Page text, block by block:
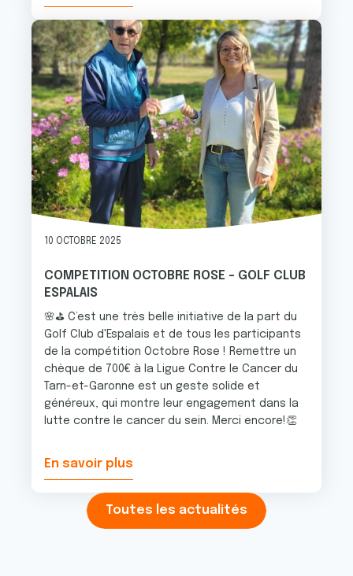
Image
10 OCTOBRE 2025
COMPETITION OCTOBRE ROSE - GOLF CLUB
ESPALAIS
🌸⛳️ C’est une très belle initiative de la part du
Golf Club d'Espalais et de tous les participants
de la compétition Octobre Rose ! Remettre un
chèque de 700€ à la Ligue Contre le Cancer du
Tarn-et-Garonne est un geste solide et
généreux, qui montre leur engagement dans la
lutte contre le cancer du sein. Merci encore!👏
En savoir plus
Toutes les actualités